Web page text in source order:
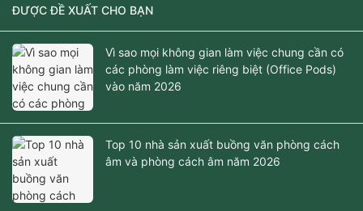
ĐƯỢC ĐỀ XUẤT CHO BẠN
Vì sao mọi không gian làm việc chung cần có
các phòng làm việc riêng biệt (Office Pods)
vào năm 2026
Top 10 nhà sản xuất buồng văn phòng cách
âm và phòng cách âm năm 2026